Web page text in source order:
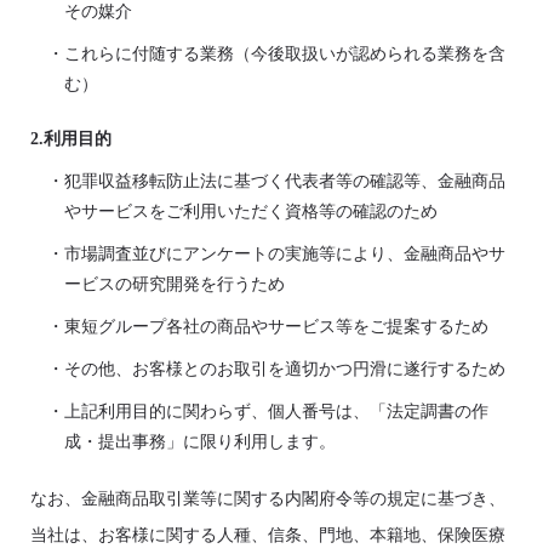
その媒介
・これらに付随する業務（今後取扱いが認められる業務を含
む）
2.利用目的
・犯罪収益移転防止法に基づく代表者等の確認等、金融商品
やサービスをご利用いただく資格等の確認のため
・市場調査並びにアンケートの実施等により、金融商品やサ
ービスの研究開発を行うため
・東短グループ各社の商品やサービス等をご提案するため
・その他、お客様とのお取引を適切かつ円滑に遂行するため
・上記利用目的に関わらず、個人番号は、「法定調書の作
成・提出事務」に限り利用します。
なお、金融商品取引業等に関する内閣府令等の規定に基づき、
当社は、お客様に関する人種、信条、門地、本籍地、保険医療